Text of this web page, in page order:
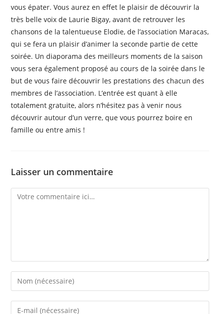
vous épater. Vous aurez en effet le plaisir de découvrir la
très belle voix de Laurie Bigay, avant de retrouver les
chansons de la talentueuse Elodie, de l’association Maracas,
qui se fera un plaisir d’animer la seconde partie de cette
soirée. Un diaporama des meilleurs moments de la saison
vous sera également proposé au cours de la soirée dans le
but de vous faire découvrir les prestations des chacun des
membres de l’association. L’entrée est quant à elle
totalement gratuite, alors n’hésitez pas à venir nous
découvrir autour d’un verre, que vous pourrez boire en
famille ou entre amis !
Laisser un commentaire